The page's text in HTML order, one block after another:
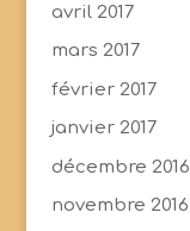
avril 2017
mars 2017
février 2017
janvier 2017
décembre 2016
novembre 2016